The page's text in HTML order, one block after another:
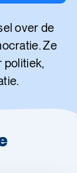
over de
Ze
politiek,